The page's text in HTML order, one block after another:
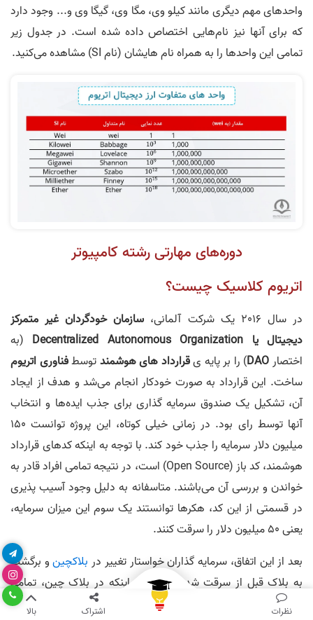
نظرات اشتراک بالا
واحدهای مهم دیگری مانند کیلو وی، مگا وی، گیگا وی و... وجود دارد
که برای آنها نیز نام‌هایی اختصاص داده شده است. در جدول زیر
تمامی این واحد‌ها را به همراه نام هایشان (نام SI) مشاهده می‌کنید.
دوره‌های مهارتی رشته کامپیوتر
اتریوم کلاسیک چیست؟
در سال 2016 یک شرکت آلمانی،
سازمان خودگردان غیر متمرکز
دیجیتال یا Decentralized Autonomous Organization
(به
اختصار DAO) را بر پایه یقرارداد های هوشمندتوسطفناوری اتریوم
ساخت. این قرارداد به صورت خودکار انجام می‌شد و هدف از ایجاد
آن، تشکیل یک صندوق سرمایه گذاری برای جذب ایده‌ها و انتخاب
آنها توسط رای بود. در زمانی خیلی کوتاه، این پروژه توانست 150
میلیون دلار سرمایه را جذب خود کند. با توجه به اینکه کد‌های قرارداد
هوشمند، کد باز (Open Source) است، در نتیجه تمامی افراد قادر به
خواندن و بررسی آن می‌باشند. متاسفانه به دلیل وجود آسیب پذیری
در قسمتی از این کد، هکرها توانستند یک سوم این میزان سرمایه،
یعنی 50 میلیون دلار را سرقت کنند.
بعد از این اتفاق، سرمایه گذاران خواستار تغییر در بلاکچینو برگشت
به بلاک قبل از سرقت شدند. به علت اینکه در بلاک چین، تمامی
رویدادها به صورت تراکنش‌ها و داخل بلاک‌ها قرار دارند، در نتیجه